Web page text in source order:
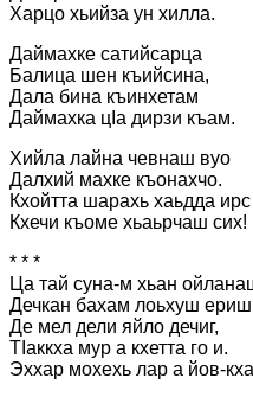
Харцо хьийза ун хилла.
Даймахке сатийсарца
Балица шен къийсина,
Дала бина къинхетам
Даймахка цIа дирзи къам.
Хийла лайна чевнаш вуо
Далхий махке къонахчо.
Кхойтта шарахь хаьдда ирс
Кхечи къоме хьаьрчаш сих!
* * *
Ца тай суна-м хьан
Дечкан бахам лоьхуш
Де мел дели яйло дечиг,
ТІаккха мур а кхетта го и.
Эххар мохехь лар а йов-